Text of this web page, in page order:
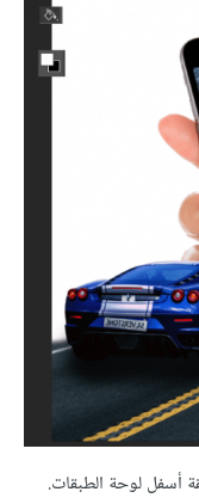
أسفل لوحة الطبقات.